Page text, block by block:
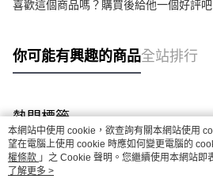
喜歡這個商品嗎？購買後給他一個好評吧
你可能有興趣的商品全站排行
熱門標籤
本網站中使用 cookie，欲查詢有關本網站使用
望在電腦上使用 cookie 時應如何變更電腦的
權條款 」之 Cookie 聲明。您繼續使用本網站即
用條款之 Cookie 聲明使用 cookie。
了解更多 >